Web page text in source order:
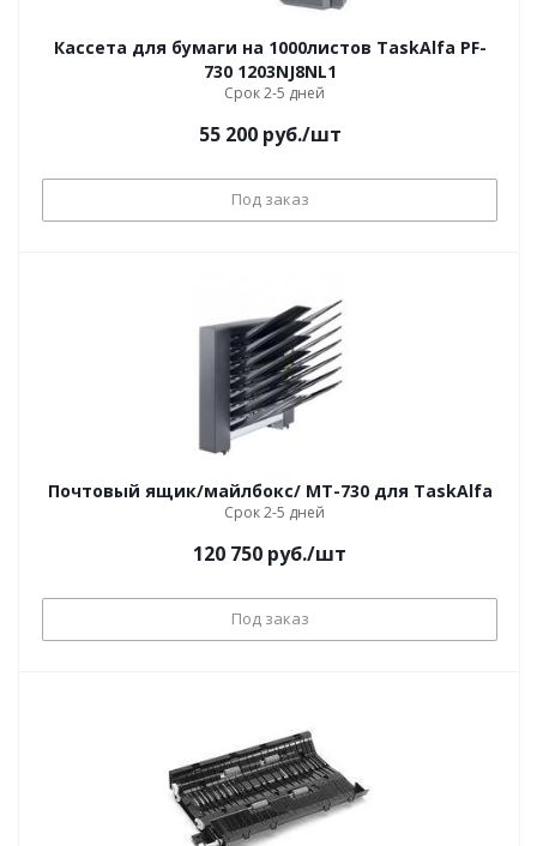
Кассета для бумаги на 1000листов TaskAlfa PF-
730 1203NJ8NL1
Срок 2-5 дней
55 200руб./шт
Под заказ
Почтовый ящик/майлбокс/ MT-730 для TaskAlfa
Срок 2-5 дней
120 750 руб./шт
Под заказ